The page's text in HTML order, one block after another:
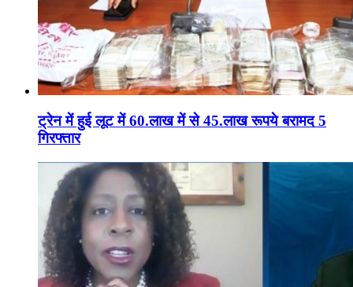
ट्रेन में हुई लूट में 60.लाख में से 45.लाख रूपये बरामद 5
गिरफ्तार